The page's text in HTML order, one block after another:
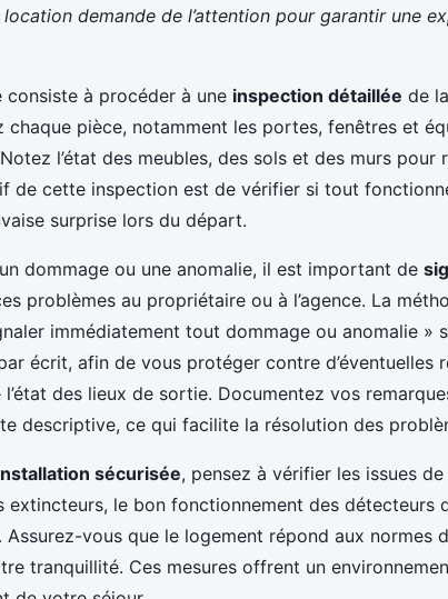
location demande de l’attention pour garantir une
consiste à procéder à une inspection détaillée de
chaque pièce, notamment les portes, fenêtres et
l’état des meubles, des sols et des murs pour
de cette inspection est de vérifier si tout
surprise lors du départ.
dommage ou une anomalie, il est important de
problèmes au propriétaire ou à l’agence. La
immédiatement tout dommage ou anomalie »
écrit, afin de vous protéger contre d’éventuelles
des lieux de sortie. Documentez vos
descriptive, ce qui facilite la résolution des
sécurisée, pensez à vérifier les issues
extincteurs, le bon fonctionnement des détecteurs
Assurez-vous que le logement répond aux normes
tranquillité. Ces mesures offrent un